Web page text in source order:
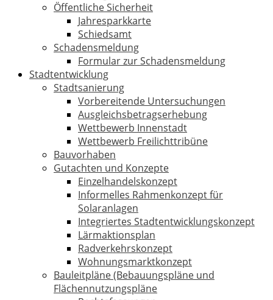
Öffentliche Sicherheit
Jahresparkkarte
Schiedsamt
Schadensmeldung
Formular zur Schadensmeldung
Stadtentwicklung
Stadtsanierung
Vorbereitende Untersuchungen
Ausgleichsbetragserhebung
Wettbewerb Innenstadt
Wettbewerb Freilichttribüne
Bauvorhaben
Gutachten und Konzepte
Einzelhandelskonzept
Informelles Rahmenkonzept für
Solaranlagen
Integriertes Stadtentwicklungskonzept
Lärmaktionsplan
Radverkehrskonzept
Wohnungsmarktkonzept
Bauleitpläne (Bebauungspläne und
Flächennutzungspläne